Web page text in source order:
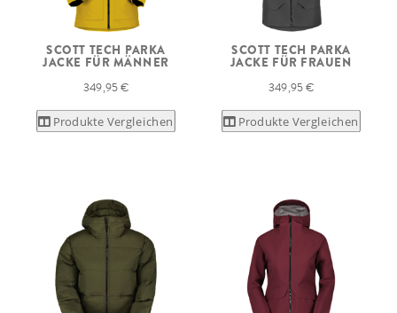
SCOTT TECH PARKA
JACKE FÜR MÄNNER
349,95 €
Produkte Vergleichen
SCOTT TECH PARKA
JACKE FÜR FRAUEN
349,95 €
Produkte Vergleichen